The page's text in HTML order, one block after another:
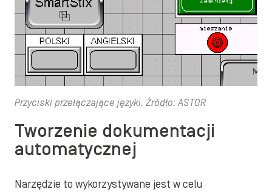
Przyciski przełączające języki. Źródło: ASTOR
Tworzenie dokumentacji
automatycznej
Narzędzie to wykorzystywane jest w celu